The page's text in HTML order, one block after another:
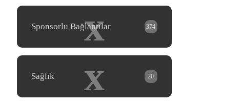
x
Sponsorlu Bağlantılar 374
x
Sağlık 20